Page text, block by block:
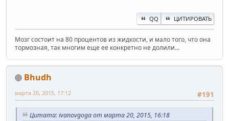
QQ ЦИТИРОВАТЬ
Мозг состоит на 80 процентов из жидкости, и мало того, что она
тормозная, так многим еще ее конкретно не долили...
Bhudh
#191
марта 20, 2015, 17:12
Цитата: ivanovgoga от марта 20, 2015, 16:18